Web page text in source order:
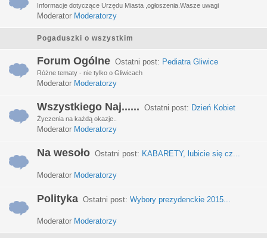
Informacje dotyczące Urzędu Miasta ,ogłoszenia.Wasze uwagi
Moderator Moderatorzy
Pogaduszki o wszystkim
Forum Ogólne Ostatni post: Pediatra Gliwice
Różne tematy - nie tylko o Gliwicach
Moderator Moderatorzy
Wszystkiego Naj...... Ostatni post: Dzień Kobiet
Życzenia na każdą okazje..
Moderator Moderatorzy
Na wesoło Ostatni post: KABARETY, lubicie się cz...
Moderator Moderatorzy
Polityka Ostatni post: Wybory prezydenckie 2015...
Moderator Moderatorzy